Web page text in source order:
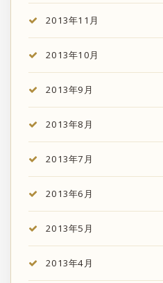
2013年11月
2013年10月
2013年9月
2013年8月
2013年7月
2013年6月
2013年5月
2013年4月